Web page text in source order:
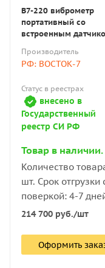
В7-220 виброметр
портативный со
встроенным
Производитель
РФ: ВОСТОК-7
Статус в реестрах
внесено в
Государственный
реестр СИ РФ
Товар в наличии.
Количество
шт. Срок отгрузки
поверкой: 4-7
214 700 руб./шт
Оформить